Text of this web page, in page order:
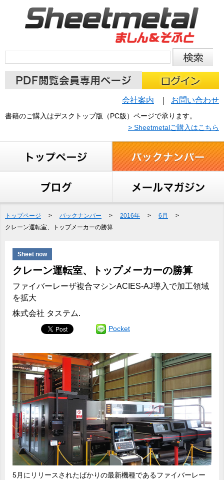
会社案内 お問い合わせ
書籍のご購入はデスクトップ版（PC版）ページで承ります。
> Sheetmetalご購入はこちら
トップページ > バックナンバー > 2016年 > 6月
>
クレーン運転室、トップメーカーの勝算
Sheet now
クレーン運転室、トップメーカーの勝算
ファイバーレーザ複合マシンACIES-AJ導入で加工領域
を拡大
株式会社 タステム.
Pocket
5月にリリースされたばかりの最新機種であるファイバーレー